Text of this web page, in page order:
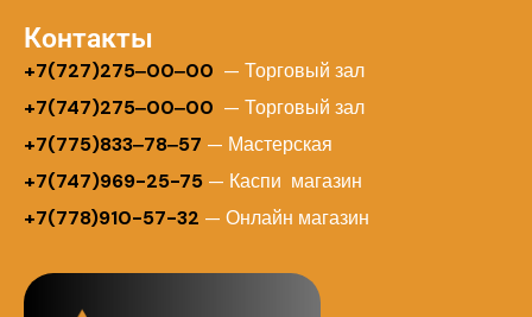
Контакты
+7(727)275‒00‒00 — Торговый зал
+7(747)275‒00‒00 — Торговый зал
+7(775)833‒78‒57 — Мастерская
+7(747)969-25-75 — Каспи магазин
+7(778)910-57-32 — Онлайн магазин